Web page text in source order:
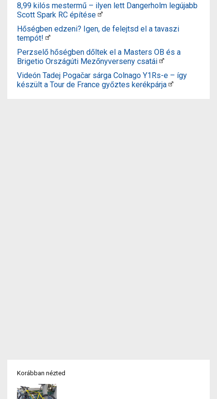
8,99 kilós mestermű – ilyen lett Dangerholm legújabb
Scott Spark RC építése
Hőségben edzeni? Igen, de felejtsd el a tavaszi
tempót!
Perzselő hőségben dőltek el a Masters OB és a
Brigetio Országúti Mezőnyverseny csatái
Videón Tadej Pogačar sárga Colnago Y1Rs-e – így
készült a Tour de France győztes kerékpárja
Korábban nézted